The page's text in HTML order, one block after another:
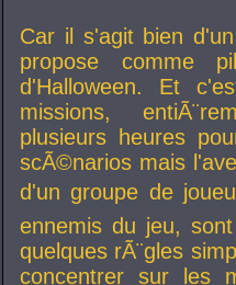
Car il s'agit bien
propose comme
d'Halloween. Et
missions,
plusieurs heures
scÃ©narios mais
d'un groupe de
ennemis du jeu,
quelques rÃ¨gles
concentrer sur les